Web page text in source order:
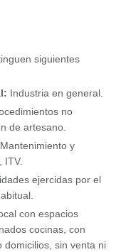
siguientes
Industria en general.
no
de artesano.
Mantenimiento y
ITV.
ejercidas por el
con espacios
cocinas, con
domicilios, sin venta ni